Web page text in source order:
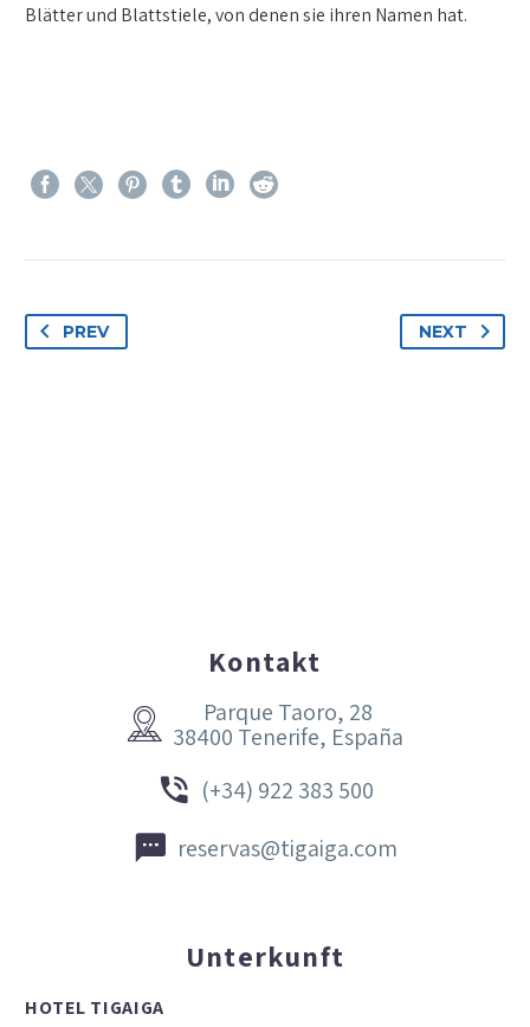
Blätter und Blattstiele, von denen sie ihren Namen hat.
PREV NEXT
Kontakt


Parque Taoro, 28
38400 Tenerife, España

 (+34) 922 383 500

 reservas@tigaiga.com
Unterkunft
HOTEL TIGAIGA